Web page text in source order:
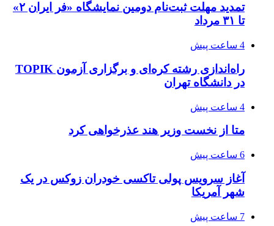
تمدید مهلت ثبت‌نام دومین نمایشگاه «فر ایران ۲»
تا ۳۱ مرداد
4 ساعت پیش
راه‌اندازی رشته کره‌ای و برگزاری آزمون TOPIK
در دانشگاه تهران
4 ساعت پیش
متا از نخست وزیر هند عذرخواهی کرد
6 ساعت پیش
آغاز سرویس پولی تاکسی خودران زوکس در یک
شهر آمریکا
7 ساعت پیش